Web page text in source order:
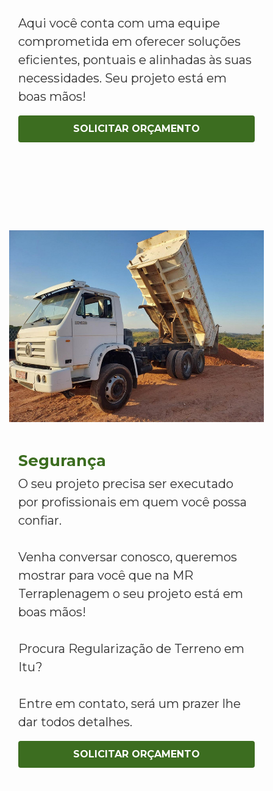
Aqui você conta com uma equipe
comprometida em oferecer soluções
eficientes, pontuais e alinhadas às suas
necessidades. Seu projeto está em
boas mãos!
SOLICITAR ORÇAMENTO
Segurança
O seu projeto precisa ser executado
por profissionais em quem você possa
confiar.
Venha conversar conosco, queremos
mostrar para você que na MR
Terraplenagem o seu projeto está em
boas mãos!
Procura Regularização de Terreno em
Itu?
Entre em contato, será um prazer lhe
dar todos detalhes.
SOLICITAR ORÇAMENTO